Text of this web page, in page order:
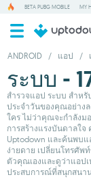
BETA PUBG MOBILE MY
ANDROID / แอป /
ระบบ -
สำรวจแอป ระบบ สำห
ประจำวันของคุณอย่าง
ใคร ไม่ว่าคุณจะกำลังม
การสร้างแรงบันดาลใ
Uptodown และค้นพบ
ง่ายดาย เปลี่ยนโทรศัพ
ตัวคุณเองและดูว่าแอป
ประสบการณ์ที่สนุกสนา